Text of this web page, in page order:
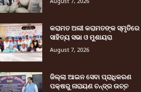
କରାମତ ଅଲୀ କରାମତଙ୍କ ସ୍ମୃତିରେ
ସାହିତ୍ୟ ସଭା ଓ ମୁଶାୟରା
August 7, 2026
ଜିଲ୍ଲା ଆଇନ ସେବା ପ୍ରାଧିକରଣ
ପକ୍ଷରୁ ନାରାୟଣ ଚନ୍ଦ୍ର ଉଚ୍ଚ